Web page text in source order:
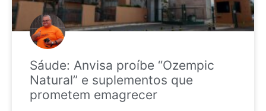
Sáude: Anvisa proíbe “Ozempic
Natural” e suplementos que
prometem emagrecer